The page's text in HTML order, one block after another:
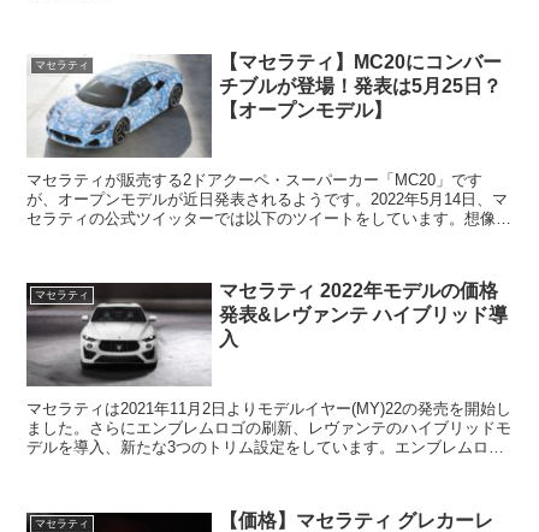
マセラティ
【マセラティ】MC20にコンバー
チブルが登場！発表は5月25日？
【オープンモデル】
マセラティが販売する2ドアクーペ・スーパーカー「MC20」です
が、オープンモデルが近日発表されるようです。2022年5月14日、マ
セラティの公式ツイッターでは以下のツイートをしています。想像を
マセラティ
マセラティ 2022年モデルの価格
発表&レヴァンテ ハイブリッド導
入
マセラティは2021年11月2日よりモデルイヤー(MY)22の発売を開始し
ました。さらにエンブレムロゴの刷新、レヴァンテのハイブリッドモ
デルを導入、新たな3つのトリム設定をしています。エンブレムロゴ
マセラティ
【価格】マセラティ グレカーレ